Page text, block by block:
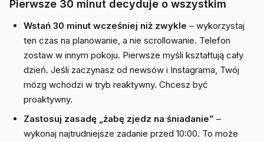
Pierwsze 30 minut decyduje o wszystkim
Wstań 30 minut wcześniej niż zwykle – wykorzystaj
ten czas na planowanie, a nie scrollowanie. Telefon
zostaw w innym pokoju. Pierwsze myśli kształtują cały
dzień. Jeśli zaczynasz od newsów i Instagrama, Twój
mózg wchodzi w tryb reaktywny. Chcesz być
proaktywny.
Zastosuj zasadę „żabę zjedz na śniadanie” –
wykonaj najtrudniejsze zadanie przed 10:00. To może